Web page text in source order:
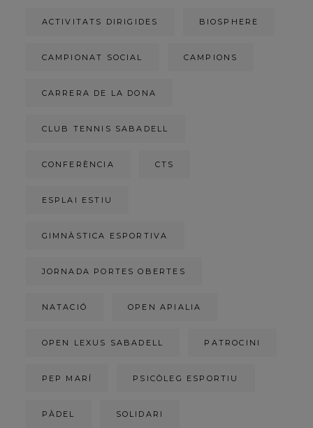
ACTIVITATS DIRIGIDES BIOSPHERE
CAMPIONAT SOCIAL CAMPIONS
CARRERA DE LA DONA
CLUB TENNIS SABADELL
CONFERÈNCIA CTS
ESPLAI ESTIU
GIMNÀSTICA ESPORTIVA
JORNADA PORTES OBERTES
NATACIÓ OPEN APIALIA
OPEN LEXUS SABADELL PATROCINI
PEP MARÍ PSICÒLEG ESPORTIU
PÀDEL SOLIDARI